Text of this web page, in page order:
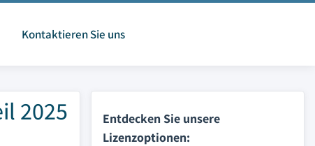
Kontaktieren Sie uns
2025
Entdecken Sie unsere
Lizenzoptionen: